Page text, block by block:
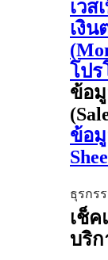
เวส
เงิน
โปร
ข้อ
ข้อ
ธุรกร
เช็
บริก